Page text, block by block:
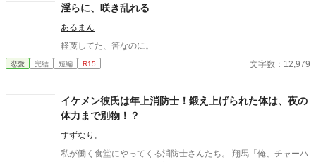
淫らに、咲き乱れる
あるまん
軽蔑してた、筈なのに。
恋愛 完結 短編 R15 文字数：12,979
イケメン彼氏は年上消防士！鍛え上げられた体は、夜の
体力まで別物！？
すずなり。
私が働く食堂にやってくる消防士さんたち。 翔馬「俺、チャーハ